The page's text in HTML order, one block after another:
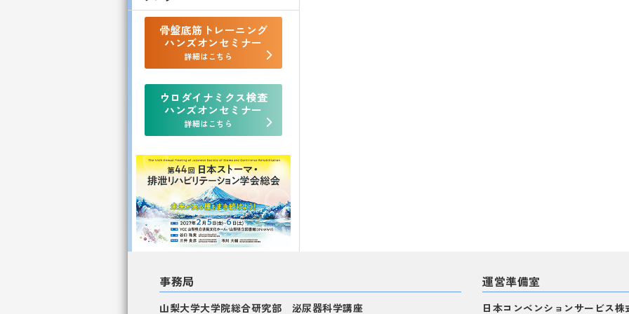
骨盤底筋トレーニング
ハンズオンセミナー
詳細はこちら
ウロダイナミクス検査
ハンズオンセミナー
詳細はこちら
事務局
山梨大学大学院総合研究部 泌尿器科学講座
運営準備室
日本コンベンションサービス株